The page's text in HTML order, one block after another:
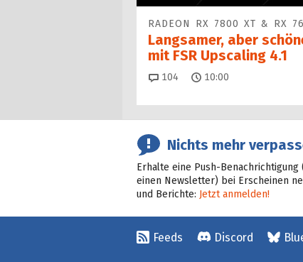
RADEON RX 7800 XT & RX
Langsamer, aber
mit FSR Upscaling 4.1
104 Kommentare
10:00
Nichts mehr
Erhalte eine Push-Benachrichtigung
einen Newsletter) bei Erscheinen
und Berichte: Jetzt anmelden!
Feeds Discord